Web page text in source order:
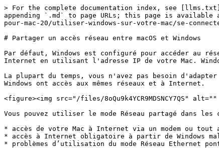
> For the complete documentation index, see
appending `.md` to page URLs; this page is
pour-mac-20/utiliser-windows-sur-votre-mac/se-
# Partager un accès réseau entre macOS et Windows
Par défaut, Windows est configuré pour accéder au
Internet en utilisant l'adresse IP de votre Mac.
La plupart du temps, vous n'avez pas besoin
Windows ont accès aux mêmes réseaux et à Internet.
<figure><img src="/files/8oQu9k4YCR9MDSNCY7QS"
Vous pouvez utiliser le mode Réseau partagé dans les
* accès de votre Mac à Internet via un modem ou
* accès à Internet obligatoire à partir de Windows
* problèmes d’utilisation du mode Réseau Ethernet